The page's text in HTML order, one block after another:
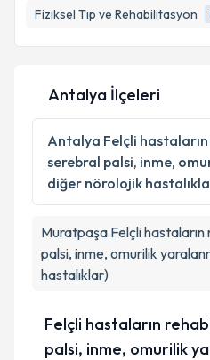
Fiziksel Tıp ve Rehabilitasyon
E-posta Adresiniz
Kişisel verilerimin
Metni'ni okudum ve
kapsamda
Takvim
Antalya İlçeleri
Antalya Felçli
serebral palsi, inme,
diğer nörolojik
Muratpaşa Felçli
palsi, inme, omurilik
hastalıklar)
Felçli hastaların
palsi, inme, omurilik